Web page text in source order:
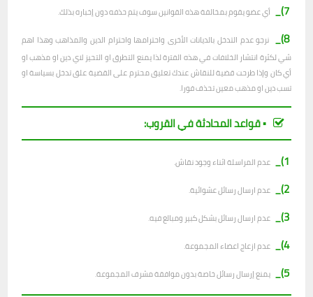
7)_ أي عضو يقوم بمخالفة هذه القوانين سوف يتم حذفه دون إخباره بذلك.
8)_
نرجو عدم التدخل بالديانات الأخرى واحترامها واحترام الدين والمذاهب وهذا اهم
شي لكثرة انتشار الخلافات في هذه الفترة لذا يمنع التطرق او التحيز لاي دين او مذهب او
أي كان وإذا طرحت قضية للنقاش عندك تعليق محترم على القضية علق تدخل بسياسة او
تسب دين او مذهب معين تحذف فورا.
▪︎ قواعد المحادثة في القروب:
1)_
عدم المراسلة اثناء وجود نقاش.
2)_ عدم ارسال رسائل عشوائية.
3)_ عدم ارسال رسائل بشكل كبير ومبالغ فيه.
4)_ عدم ازعاج اعضاء المجموعة.
5)_ يمنع إرسال رسائل خاصة بدون موافقة مشرف المجموعة.